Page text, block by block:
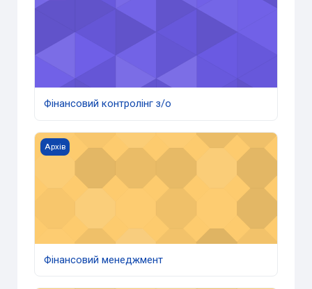
Фінансовий контролінг з/о
Фінансовий менеджмент
Архів
Фінансовий менеджмент